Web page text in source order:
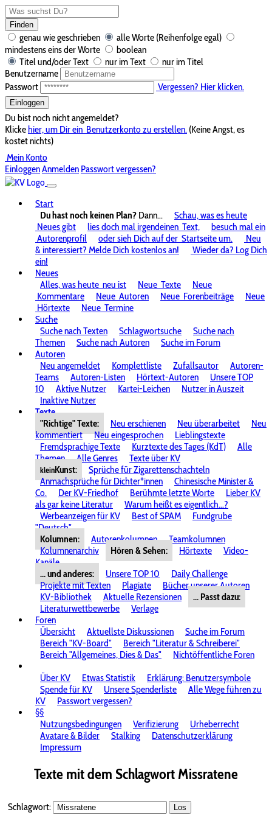
Finden
genau wie geschrieben
alle Worte (Reihenfolge egal)
mindestens eins der Worte
boolean
Titel und/oder Text
nur im Text
nur im Titel
Benutzername
Passwort
Vergessen? Hier klicken.
Einloggen
Du bist noch nicht angemeldet?
Klickehier, um Dir ein Benutzerkonto zu erstellen. (Keine Angst, es
kostet nichts)
Mein Konto
EinloggenAnmelden Passwort vergessen?
Start
Du hast noch keinen Plan? Dann...
Schau, was es heute
Neues gibt
lies doch mal irgendeinen Text,
besuch mal ein
Autorenprofil
oder sieh Dich auf der Startseite um.
Neu
& interessiert? Melde Dich kostenlos an!
Wieder da? Log Dich
ein!
Neues
Alles, was heute neu ist Neue Texte
Neue
Kommentare
Neue Autoren Neue Forenbeiträge
Neue
Hörtexte
Neue Termine
Suche
Suche nach Texten
Schlagwortsuche
Suche nach
Themen
Suche nach Autoren
Suche im Forum
Autoren
Neu angemeldet
Komplettliste Zufallsautor
Autoren-
Teams
Autoren-Listen Hörtext-Autoren
Unsere TOP
10
Aktive Nutzer Kartei-Leichen
Nutzer in Auszeit
Inaktive Nutzer
Texte
"Richtige" Texte:
Neu erschienen Neu überarbeitet
Neu
kommentiert
Neu eingesprochen
Lieblingstexte
Fremdsprachige Texte
Kurztexte des Tages (KdT)
Alle
Themen
Alle Genres Texte über KV
kleinKunst:
Sprüche für Zigarettenschachteln
Anmachsprüche für Dichter*innen
Chinesische Minister &
Co.
Der KV-Friedhof Berühmte letzte Worte
Lieber KV
als gar keine Literatur
Warum heißt es eigentlich...?
Werbeanzeigen für KV
Best of SPAM
Fundgrube
"Deutsch"
Kolumnen:
Autorenkolumnen
Teamkolumnen
Kolumnenarchiv
Hören & Sehen: Hörtexte
Video-
Kanäle
... und anderes:
Unsere TOP 10
Daily Challenge
Projekte mit Texten
Plagiate
Bücher unserer Autoren
KV-Bibliothek
Aktuelle Rezensionen
... Passt dazu:
Literaturwettbewerbe
Verlage
Foren
Übersicht
Aktuellste Diskussionen
Suche im Forum
Bereich "KV-Board"
Bereich "Literatur & Schreiberei"
Bereich "Allgemeines, Dies & Das"
Nichtöffentliche Foren
Über KV
Etwas Statistik
Erklärung: Benutzersymbole
Spende für KV
Unsere Spenderliste
Alle Wege führen zu
KV
Passwort vergessen?
§§
Nutzungsbedingungen
Verifizierung
Urheberrecht
Avatare & Bilder
Stalking
Datenschutzerklärung
Impressum
Texte mit dem Schlagwort Missratene
Schlagwort: Los